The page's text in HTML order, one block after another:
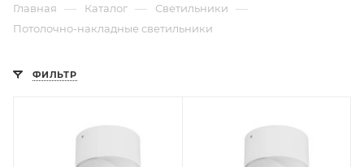
Главная — Каталог — Светильники —
Потолочно-накладные светильники
ФИЛЬТР